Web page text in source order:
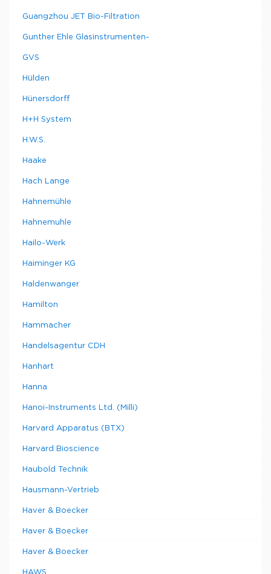
Guangzhou JET Bio-Filtration
Gunther Ehle Glasinstrumenten-
GVS
Hülden
Hünersdorff
H+H System
H.W.S.
Haake
Hach Lange
Hahnemühle
Hahnemuhle
Hailo-Werk
Haiminger KG
Haldenwanger
Hamilton
Hammacher
Handelsagentur CDH
Hanhart
Hanna
Hanoi-Instruments Ltd. (Milli)
Harvard Apparatus (BTX)
Harvard Bioscience
Haubold Technik
Hausmann-Vertrieb
Haver & Boecker
Haver & Boecker
Haver & Boecker
HAWS